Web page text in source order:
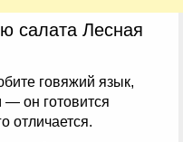
салата Лесная
говяжий язык,
он готовится
отличается.